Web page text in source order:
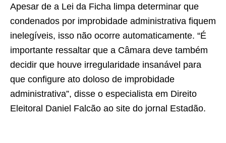
Apesar de a Lei da Ficha limpa determinar que
condenados por improbidade administrativa fiquem
inelegíveis, isso não ocorre automaticamente. “É
importante ressaltar que a Câmara deve também
decidir que houve irregularidade insanável para
que configure ato doloso de improbidade
administrativa”, disse o especialista em Direito
Eleitoral Daniel Falcão ao site do jornal Estadão.